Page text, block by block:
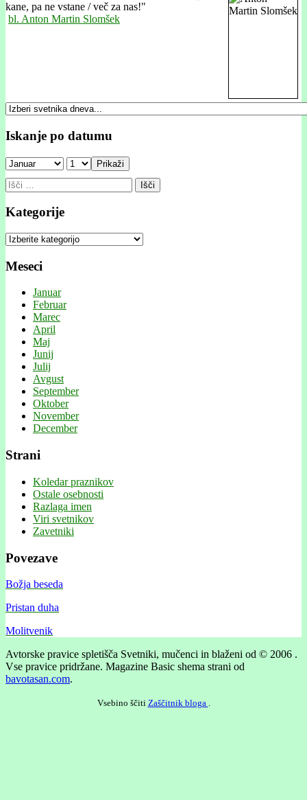
kane, pa ne vstane / več za nas!"
bl. Anton Martin Slomšek
Iskanje po datumu
Prikaži
Išči:
Kategorije
Kategorije
Meseci
Januar
Februar
Marec
April
Maj
Junij
Julij
Avgust
September
Oktober
November
December
Strani
Koledar praznikov
Ostale osebnosti
Razlaga imen
Viri svetnikov
Zavetniki
Povezave
Božja beseda
Pristan duha
Molitvenik
Avtorske pravice spletišča Svetniki, mučenci in blaženi od © 2006 .
Vse pravice pridržane. Magazine Basic shema strani od
bavotasan.com.
Vsebino ščiti Zaščitnik bloga .